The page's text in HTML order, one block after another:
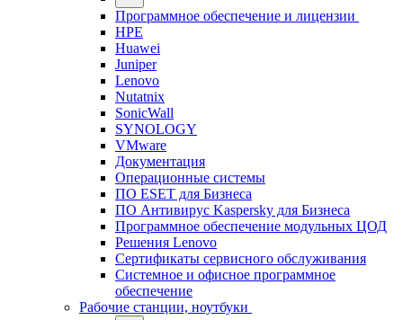
Программное обеспечение и лицензии
HPE
Huawei
Juniper
Lenovo
Nutatnix
SonicWall
SYNOLOGY
VMware
Документация
Операционные системы
ПО ESET для Бизнеса
ПО Антивирус Kaspersky для Бизнеса
Программное обеспечение модульных ЦОД
Решения Lenovo
Сертификаты сервисного обслуживания
Системное и офисное программное
обеспечение
Рабочие станции, ноутбуки